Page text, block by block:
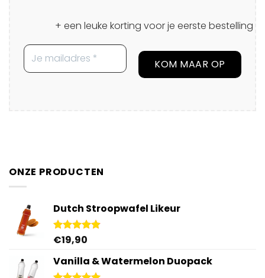
+ een leuke korting voor je eerste bestelling
ONZE PRODUCTEN
Dutch Stroopwafel Likeur
Gewaardeerd
€19,90
Vanilla & Watermelon Duopack